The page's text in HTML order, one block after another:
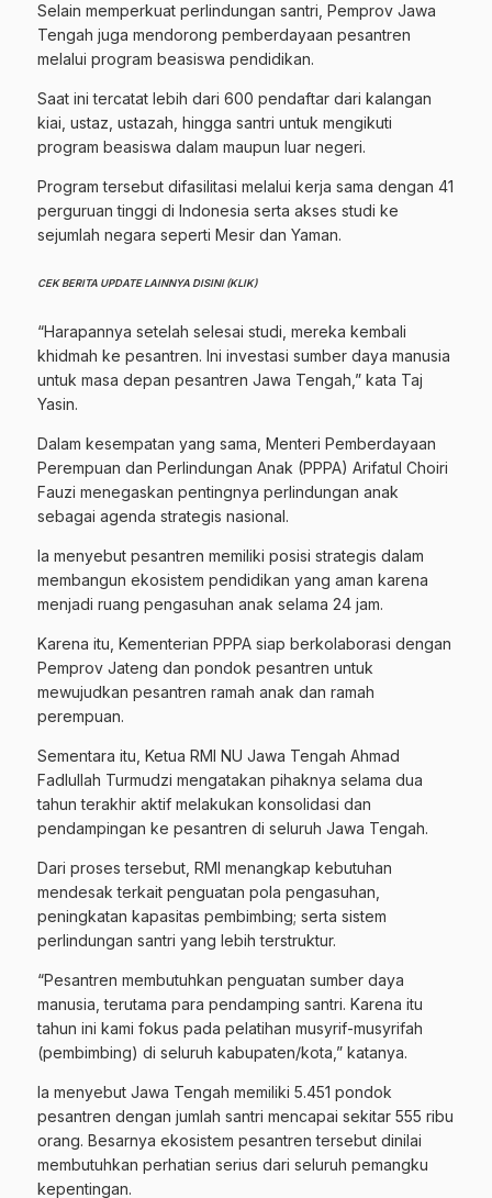
Selain memperkuat perlindungan santri, Pemprov Jawa
Tengah juga mendorong pemberdayaan pesantren
melalui program beasiswa pendidikan.
Saat ini tercatat lebih dari 600 pendaftar dari kalangan
kiai, ustaz, ustazah, hingga santri untuk mengikuti
program beasiswa dalam maupun luar negeri.
Program tersebut difasilitasi melalui kerja sama dengan 41
perguruan tinggi di Indonesia serta akses studi ke
sejumlah negara seperti Mesir dan Yaman.
CEK BERITA UPDATE LAINNYA DISINI (KLIK)
“Harapannya setelah selesai studi, mereka kembali
khidmah ke pesantren. Ini investasi sumber daya manusia
untuk masa depan pesantren Jawa Tengah,” kata Taj
Yasin.
Dalam kesempatan yang sama, Menteri Pemberdayaan
Perempuan dan Perlindungan Anak (PPPA) Arifatul Choiri
Fauzi menegaskan pentingnya perlindungan anak
sebagai agenda strategis nasional.
Ia menyebut pesantren memiliki posisi strategis dalam
membangun ekosistem pendidikan yang aman karena
menjadi ruang pengasuhan anak selama 24 jam.
Karena itu, Kementerian PPPA siap berkolaborasi dengan
Pemprov Jateng dan pondok pesantren untuk
mewujudkan pesantren ramah anak dan ramah
perempuan.
Sementara itu, Ketua RMI NU Jawa Tengah Ahmad
Fadlullah Turmudzi mengatakan pihaknya selama dua
tahun terakhir aktif melakukan konsolidasi dan
pendampingan ke pesantren di seluruh Jawa Tengah.
Dari proses tersebut, RMI menangkap kebutuhan
mendesak terkait penguatan pola pengasuhan,
peningkatan kapasitas pembimbing; serta sistem
perlindungan santri yang lebih terstruktur.
“Pesantren membutuhkan penguatan sumber daya
manusia, terutama para pendamping santri. Karena itu
tahun ini kami fokus pada pelatihan musyrif-musyrifah
(pembimbing) di seluruh kabupaten/kota,” katanya.
Ia menyebut Jawa Tengah memiliki 5.451 pondok
pesantren dengan jumlah santri mencapai sekitar 555 ribu
orang. Besarnya ekosistem pesantren tersebut dinilai
membutuhkan perhatian serius dari seluruh pemangku
kepentingan.